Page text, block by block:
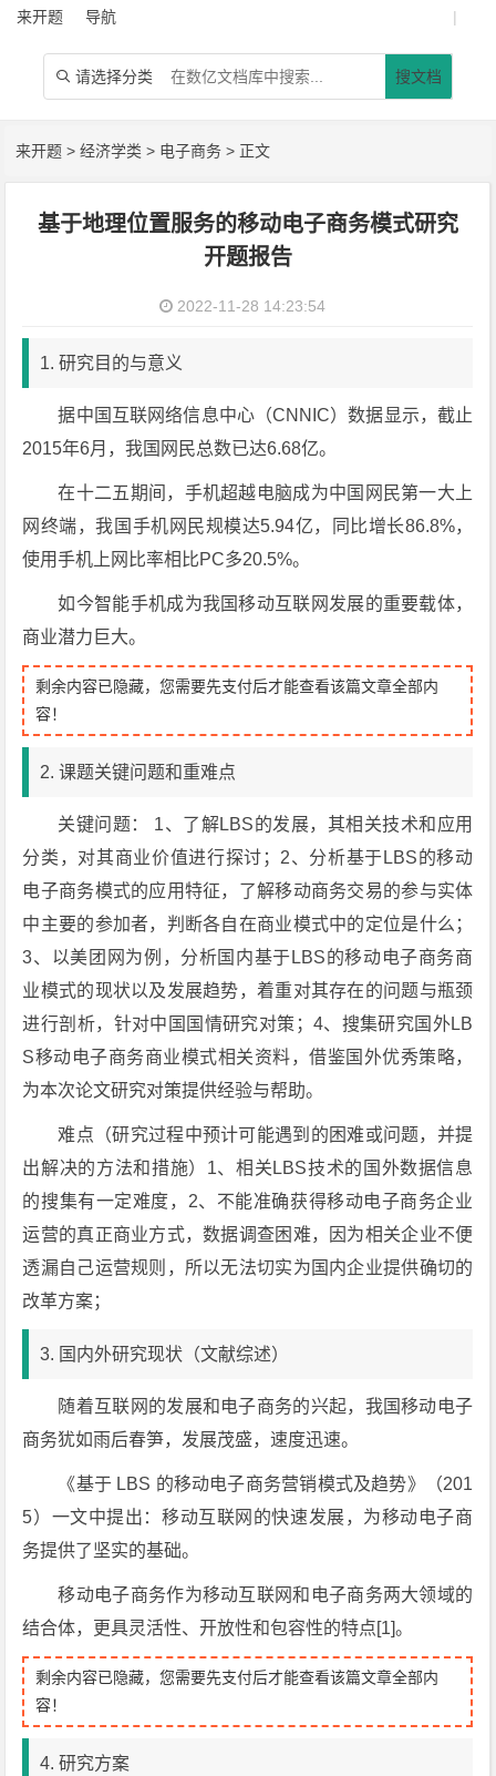
来开题 导航 |
 请选择分类 搜文档
来开题 >经济学类 > 电子商务 > 正文
基于地理位置服务的移动电子商务模式研究
开题报告
2022-11-28 14:23:54
1. 研究目的与意义
据中国互联网络信息中心（CNNIC）数据显示，截止
2015年6月，我国网民总数已达6.68亿。
在十二五期间，手机超越电脑成为中国网民第一大上
网终端，我国手机网民规模达5.94亿，同比增长86.8%，
使用手机上网比率相比PC多20.5%。
如今智能手机成为我国移动互联网发展的重要载体，
商业潜力巨大。
剩余内容已隐藏，您需要先支付后才能查看该篇文章全部内
容！
2. 课题关键问题和重难点
关键问题： 1、了解LBS的发展，其相关技术和应用
分类，对其商业价值进行探讨；2、分析基于LBS的移动
电子商务模式的应用特征，了解移动商务交易的参与实体
中主要的参加者，判断各自在商业模式中的定位是什么；
3、以美团网为例，分析国内基于LBS的移动电子商务商
业模式的现状以及发展趋势，着重对其存在的问题与瓶颈
进行剖析，针对中国国情研究对策；4、搜集研究国外LB
S移动电子商务商业模式相关资料，借鉴国外优秀策略，
为本次论文研究对策提供经验与帮助。
难点（研究过程中预计可能遇到的困难或问题，并提
出解决的方法和措施）1、相关LBS技术的国外数据信息
的搜集有一定难度，2、不能准确获得移动电子商务企业
运营的真正商业方式，数据调查困难，因为相关企业不便
透漏自己运营规则，所以无法切实为国内企业提供确切的
改革方案；
3. 国内外研究现状（文献综述）
随着互联网的发展和电子商务的兴起，我国移动电子
商务犹如雨后春笋，发展茂盛，速度迅速。
《基于 LBS 的移动电子商务营销模式及趋势》（201
5）一文中提出：移动互联网的快速发展，为移动电子商
务提供了坚实的基础。
移动电子商务作为移动互联网和电子商务两大领域的
结合体，更具灵活性、开放性和包容性的特点[1]。
剩余内容已隐藏，您需要先支付后才能查看该篇文章全部内
容！
4. 研究方案